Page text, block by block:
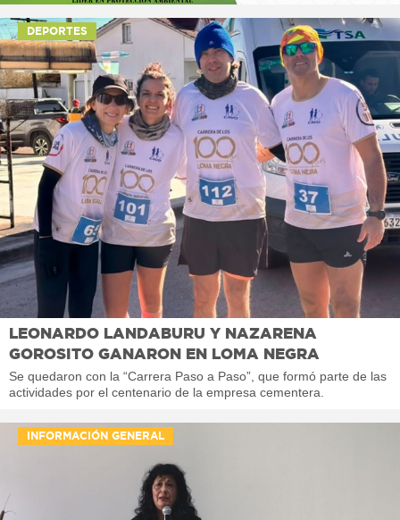
DEPORTES
LEONARDO LANDABURU Y NAZARENA
GOROSITO GANARON EN LOMA NEGRA
Se quedaron con la “Carrera Paso a Paso”, que formó parte de las
actividades por el centenario de la empresa cementera.
INFORMACIÓN GENERAL